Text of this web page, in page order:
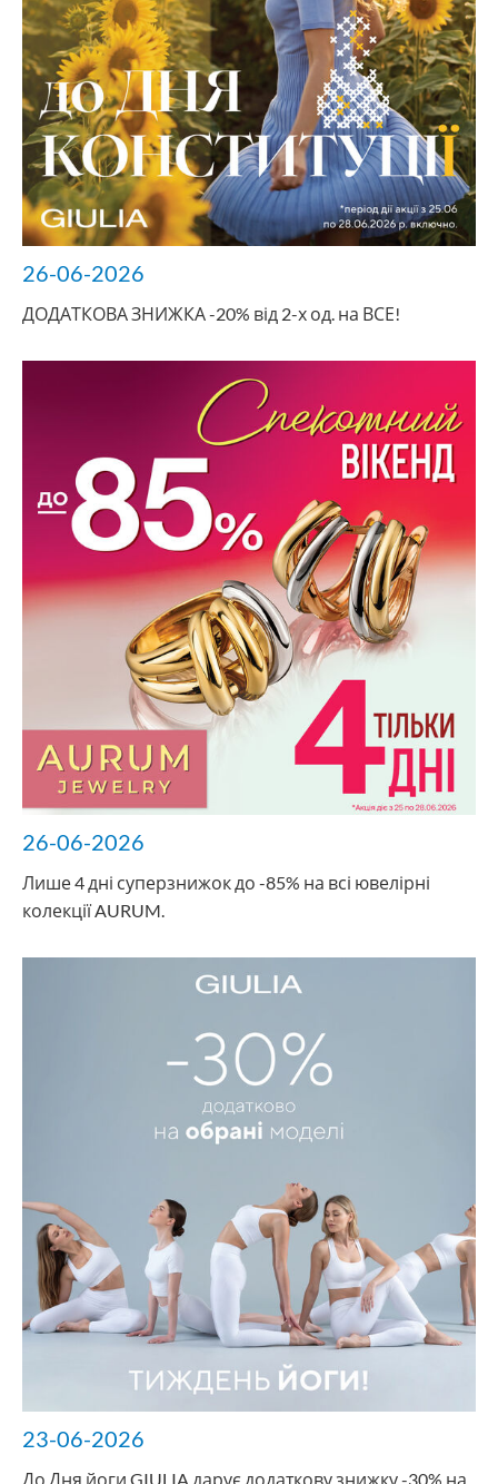
26-06-2026
ДОДАТКОВА ЗНИЖКА -20% від 2-х од. на ВСЕ!
26-06-2026
Лише 4 дні суперзнижок до -85% на всі ювелірні
колекції AURUM.
23-06-2026
До Дня йоги GIULIA дарує додаткову знижку -30% на